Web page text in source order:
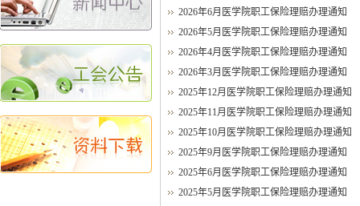
2026年6月医学院职工保险理赔办理通知
2026年5月医学院职工保险理赔办理通知
2026年4月医学院职工保险理赔办理通知
2026年3月医学院职工保险理赔办理通知
2025年12月医学院职工保险理赔办理通知
2025年11月医学院职工保险理赔办理通知
2025年10月医学院职工保险理赔办理通知
2025年9月医学院职工保险理赔办理通知
2025年6月医学院职工保险理赔办理通知
2025年5月医学院职工保险理赔办理通知